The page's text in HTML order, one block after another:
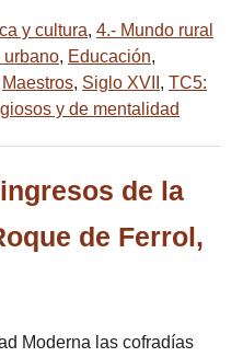
y cultura, 4.- Mundo rural
urbano, Educación,
Maestros, Siglo XVII , TC5:
y de mentalidad
de la
de Ferrol,
Moderna las cofradías